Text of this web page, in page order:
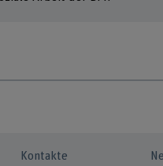
Kontakte